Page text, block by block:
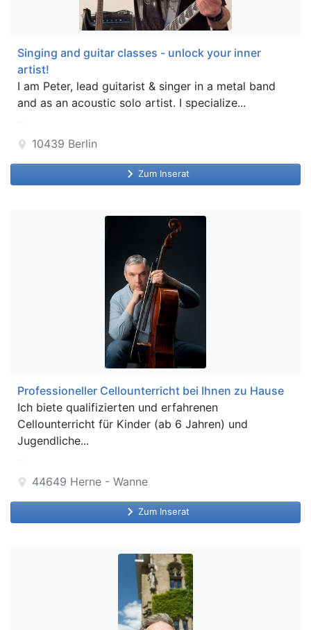
Singing and guitar classes - unlock your inner
artist!
I am Peter, lead guitarist & singer in a metal band
and as an acoustic solo artist. I specialize...
location_on 10439 Berlin
keyboard_arrow_right Zum Inserat
Professioneller Cellounterricht bei Ihnen zu Hause
Ich biete qualifizierten und erfahrenen
Cellounterricht für Kinder (ab 6 Jahren) und
Jugendliche...
location_on 44649 Herne - Wanne
keyboard_arrow_right Zum Inserat